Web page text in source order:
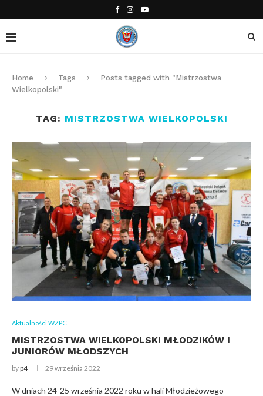
Home Tags
Posts tagged with "Mistrzostwa
Wielkopolski"
TAG: MISTRZOSTWA WIELKOPOLSKI
Aktualności WZPC
MISTRZOSTWA WIELKOPOLSKI MŁODZIKÓW I
JUNIORÓW MŁODSZYCH
byp4 29 września 2022
W dniach 24-25 września 2022 roku w hali Młodzieżowego